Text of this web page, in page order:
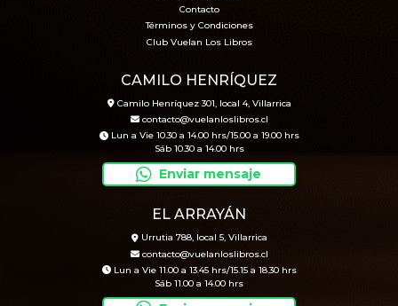
Contacto
Términos y Condiciones
Club Vuelan Los Libros
CAMILO HENRÍQUEZ
Camilo Henríquez 301, local 4, Villarrica
contacto@vuelanloslibros.cl
Lun a Vie 10.30 a 14.00 hrs/15.00 a 19.00 hrs
Sáb 10.30 a 14.00 hrs
Enviar mensaje
EL ARRAYÁN
Urrutia 788, local 5, Villarrica
contacto@vuelanloslibros.cl
Lun a Vie 11.00 a 13.45 hrs/15.15 a 18.30 hrs
Sáb 11.00 a 14.00 hrs